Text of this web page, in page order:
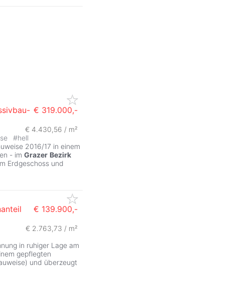
€ 319.000,-
€ 4.430,56 / m²
#hell
2016/17 in einem
- im Grazer Bezirk
Erdgeschoss und
€ 139.900,-
€ 2.763,73 / m²
in ruhiger Lage am
gepflegten
und überzeugt